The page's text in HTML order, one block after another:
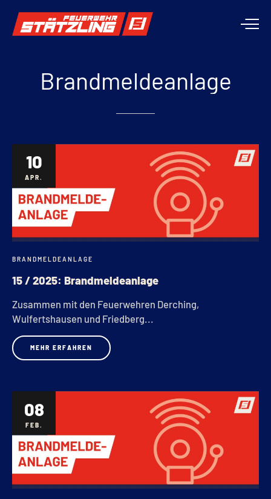
Brandmeldeanlage
10
APR.
BRANDMELDEANLAGE
15 / 2025: Brandmeldeanlage
Zusammen mit den Feuerwehren Derching,
Wulfertshausen und Friedberg...
MEHR ERFAHREN
08
FEB.